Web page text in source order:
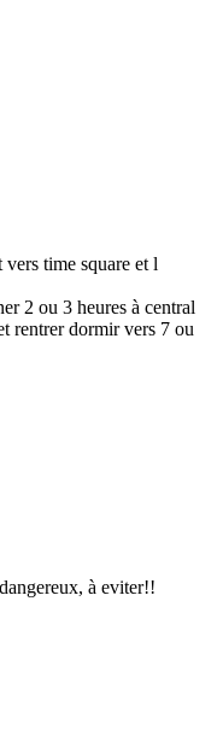
time square et l
2 ou 3 heures à central
rentrer dormir vers 7 ou
à eviter!!